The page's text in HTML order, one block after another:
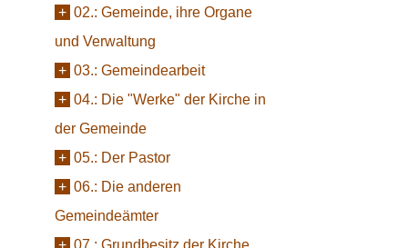
+ 02.: Gemeinde, ihre Organe
und Verwaltung
+ 03.: Gemeindearbeit
+ 04.: Die "Werke" der Kirche in
der Gemeinde
+ 05.: Der Pastor
+ 06.: Die anderen
Gemeindeämter
+ 07.: Grundbesitz der Kirche,